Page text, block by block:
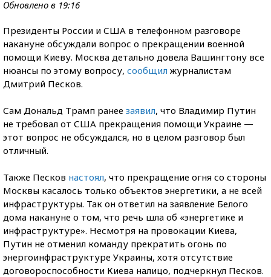
Обновлено в 19:16
Президенты России и США в телефонном разговоре
накануне обсуждали вопрос о прекращении военной
помощи Киеву. Москва детально довела Вашингтону все
нюансы по этому вопросу, сообщил журналистам
Дмитрий Песков.
Сам Дональд Трамп ранее заявил, что Владимир Путин
не требовал от США прекращения помощи Украине —
этот вопрос не обсуждался, но в целом разговор был
отличный.
Также Песков настоял, что прекращение огня со стороны
Москвы касалось только объектов энергетики, а не всей
инфраструктуры. Так он ответил на заявление Белого
дома накануне о том, что речь шла об «энергетике и
инфраструктуре». Несмотря на провокации Киева,
Путин не отменил команду прекратить огонь по
энергоинфраструктуре Украины, хотя отсутствие
договороспособности Киева налицо, подчеркнул Песков.